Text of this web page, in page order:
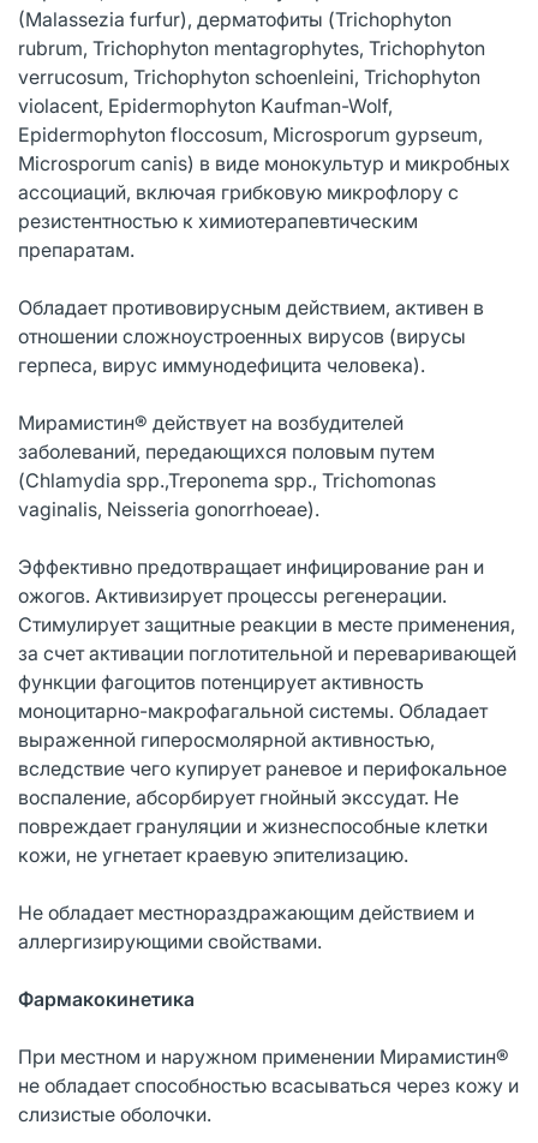
(Malassezia furfur), дерматофиты (Trichophyton
rubrum, Trichophyton mentagrophytes, Trichophyton
verrucosum, Trichophyton schoenleini, Trichophyton
violacent, Epidermophyton Kaufman-Wolf,
Epidermophyton floccosum, Microsporum gypseum,
Microsporum canis) в виде монокультур и микробных
ассоциаций, включая грибковую микрофлору с
резистентностью к химиотерапевтическим
препаратам.
Обладает противовирусным действием, активен в
отношении сложноустроенных вирусов (вирусы
герпеса, вирус иммунодефицита человека).
Мирамистин® действует на возбудителей
заболеваний, передающихся половым путем
(Chlamydia spp.,Treponema spp., Trichomonas
vaginalis, Neisseria gonorrhoeae).
Эффективно предотвращает инфицирование ран и
ожогов. Активизирует процессы регенерации.
Стимулирует защитные реакции в месте применения,
за счет активации поглотительной и переваривающей
функции фагоцитов потенцирует активность
моноцитарно-макрофагальной системы. Обладает
выраженной гиперосмолярной активностью,
вследствие чего купирует раневое и перифокальное
воспаление, абсорбирует гнойный экссудат. Не
повреждает грануляции и жизнеспособные клетки
кожи, не угнетает краевую эпителизацию.
Не обладает местнораздражающим действием и
аллергизирующими свойствами.
Фармакокинетика
При местном и наружном применении Мирамистин®
не обладает способностью всасываться через кожу и
слизистые оболочки.